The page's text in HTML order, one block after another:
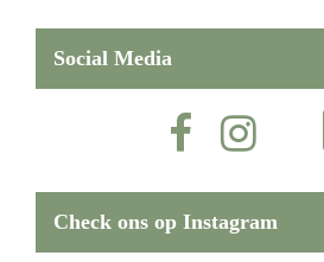
Social Media
Check ons op Instagram